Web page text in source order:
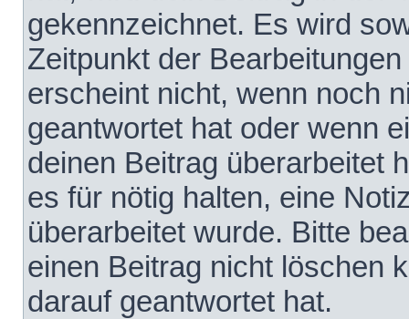
gekennzeichnet. Es wird
Zeitpunkt der
erscheint nicht, wenn noch
geantwortet hat oder wenn
deinen Beitrag überarbeitet
es für nötig halten, eine
überarbeitet wurde. Bitte
einen Beitrag nicht löschen
darauf geantwortet hat.